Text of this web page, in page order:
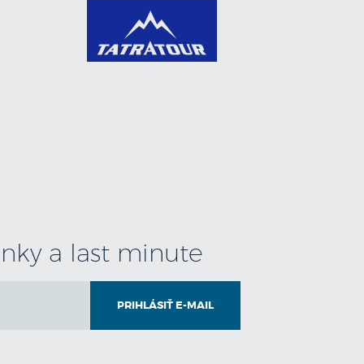
spojený s ochutnávkou miestnych
nasleduje zvuková laserová show, ktorá
cca 80 hercov v dobových kostýmoch
a last minute
PRIHLÁSIŤ E-MAIL